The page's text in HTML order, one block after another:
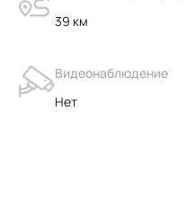
39 км
Видеонаблюдение
Нет